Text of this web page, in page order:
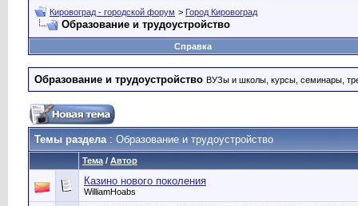
Кировоград - городской форум > Город Кировоград
Образование и трудоустройство
Справка
Образование и трудоустройство ВУЗы и школы, курсы, семинары,
Темы раздела: Образование и трудоустройство
Тема / Автор
Казино нового поколения
WilliamHoabs